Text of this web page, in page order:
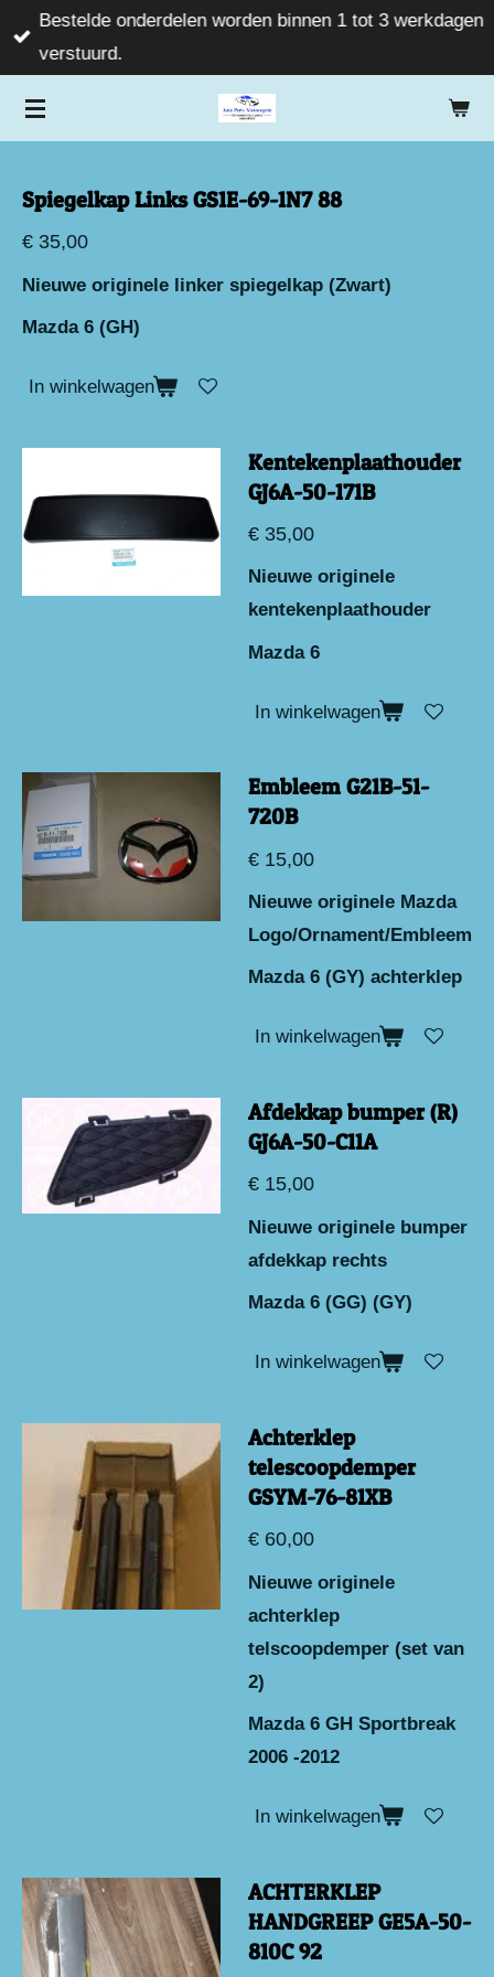
Ga
direct
de
Bestelde onderdelen worden binnen 1 tot 3 werkdagen
verstuurd.
Spiegelkap Links GS1E-69-1N7 88
€ 35,00
Nieuwe originele linker spiegelkap (Zwart)
Mazda 6 (GH)
In winkelwagen
Kentekenplaathouder
GJ6A-50-171B
€ 35,00
Nieuwe originele
kentekenplaathouder
Mazda 6
In winkelwagen
Embleem G21B-51-
720B
€ 15,00
Nieuwe originele Mazda
Logo/Ornament/Embleem
Mazda 6 (GY) achterklep
In winkelwagen
Afdekkap bumper (R)
GJ6A-50-C11A
€ 15,00
Nieuwe originele bumper
afdekkap rechts
Mazda 6 (GG) (GY)
In winkelwagen
Achterklep
telescoopdemper
GSYM-76-81XB
€ 60,00
Nieuwe originele
achterklep
telscoopdemper (set van
2)
Mazda 6 GH Sportbreak
2006 -2012
In winkelwagen
ACHTERKLEP
HANDGREEP GE5A-50-
810C 92